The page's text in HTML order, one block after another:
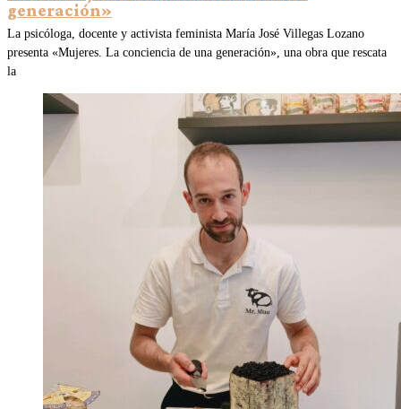
generación»
La psicóloga, docente y activista feminista María José Villegas Lozano
presenta «Mujeres. La conciencia de una generación», una obra que rescata
la